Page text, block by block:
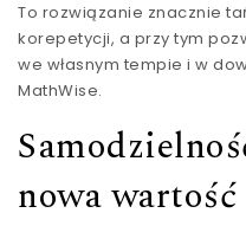
To rozwiązanie znacznie
korepetycji, a przy tym
we własnym tempie i w
MathWise.
nowa